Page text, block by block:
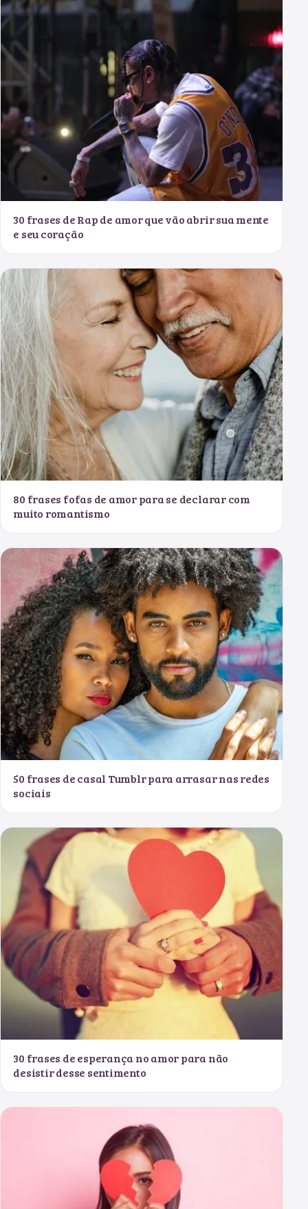
30 frases de Rap de amor que vão abrir sua mente
e seu coração
80 frases fofas de amor para se declarar com
muito romantismo
50 frases de casal Tumblr para arrasar nas redes
sociais
30 frases de esperança no amor para não
desistir desse sentimento